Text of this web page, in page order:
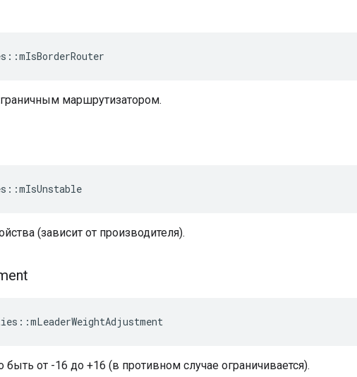
::mIsBorderRouter
маршрутизатором.
::mIsUnstable
(зависит от производителя).
::mLeaderWeightAdjustment
от -16 до +16 (в противном случае ограничивается).